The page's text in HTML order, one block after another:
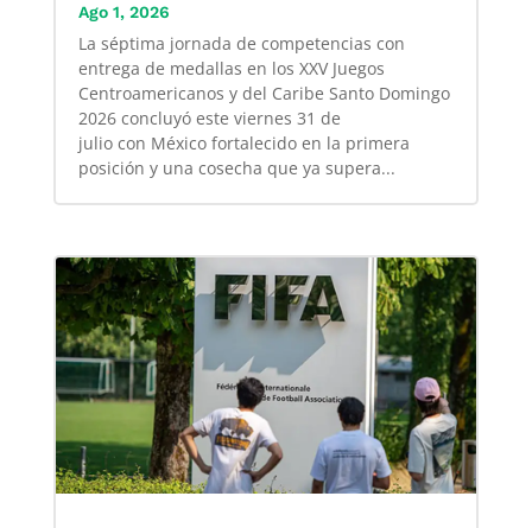
Ago 1, 2026
La séptima jornada de competencias con
entrega de medallas en los XXV Juegos
Centroamericanos y del Caribe Santo Domingo
2026 concluyó este viernes 31 de
julio con México fortalecido en la primera
posición y una cosecha que ya supera...